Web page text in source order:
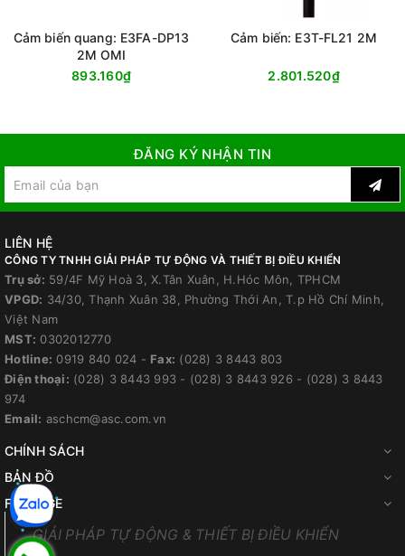
Cảm biến quang: E3FA-DP13
2M OMI
893.160₫
Cảm biến: E3T-FL21 2M
2.801.520₫
ĐĂNG KÝ NHẬN TIN
LIÊN HỆ
CÔNG TY TNHH GIẢI PHÁP TỰ ĐỘNG VÀ THIẾT BỊ ĐIỀU KHIỂN
Trụ sở: 59/4F Mỹ Hoà 3, X.Tân Xuân, H.Hóc Môn, TPHCM
VPGD: 34/30, Thạnh Xuân 38, Phường Thới An, T.p Hồ Chí Minh,
Việt Nam
MST: 0302012770
Hotline: 0919 840 024 - Fax: (028) 3 8443 803
Điện thoại: (028) 3 8443 993 - (028) 3 8443 926 - (028) 3 8443
974
Email: aschcm@asc.com.vn
CHÍNH SÁCH
BẢN ĐỒ
FANPAGE
GIẢI PHÁP TỰ ĐỘNG & THIẾT BỊ ĐIỀU KHIỂN